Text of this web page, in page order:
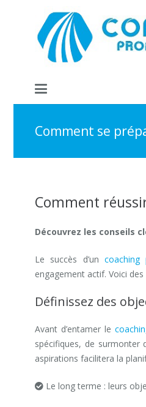
Comment se
Comment
Découvrez les conseils
Le succès d’un coaching
engagement actif. Voici
Définissez des
Avant d’entamer le
spécifiques, de surmonter
aspirations facilitera la
Le long terme : leurs